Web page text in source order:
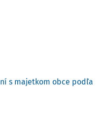
s majetkom obce podľa